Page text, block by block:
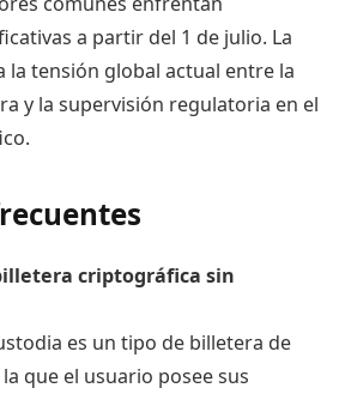
a partir del 1 de julio. La
la tensión global actual entre la
y la supervisión regulatoria en el
criptográfica sin
es un tipo de billetera de
que el usuario posee sus